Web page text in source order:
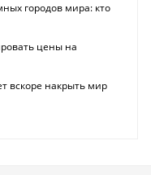
городов мира: кто
цены на
вскоре накрыть мир